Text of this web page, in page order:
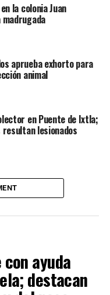
la colonia Juan
aprueba exhorto para
animal
en Puente de Ixtla;
lesionados
ayuda
destacan